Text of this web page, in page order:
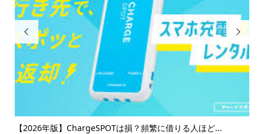

【2026年版】ChargeSPOTは損？頻繁に借りる人ほど...
